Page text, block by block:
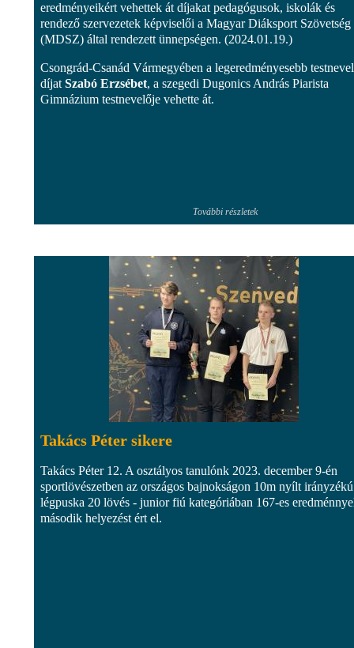
eredményeikért vehettek át díjakat pedagógusok, iskolák és
rendező szervezetek képviselői a Magyar Diáksport Szövetség
(MDSZ) által rendezett ünnepségen. (2024.01.19.)
Csongrád-Csanád Vármegyében a legeredményesebb
díjat Szabó Erzsébet, a szegedi Dugonics András Piarista
Gimnázium testnevelője vehette át.
További részletek
Takács Péter sikere
Takács Péter 12. A osztályos tanulónk 2023. december 9-én
sportlövészetben az országos bajnokságon 10m nyílt irányzékú
légpuska 20 lövés - junior fiú kategóriában 167-es
második helyezést ért el.